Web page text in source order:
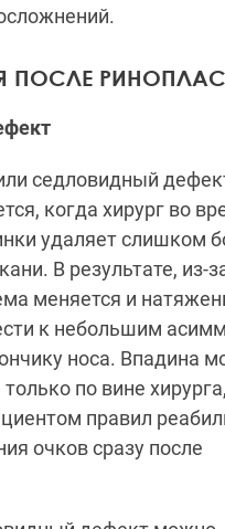
седловидный
когда хирург во
удаляет слишком
В результате, из-
меняется и
к небольшим
носа. Впадина
по вине
правил
очков сразу после